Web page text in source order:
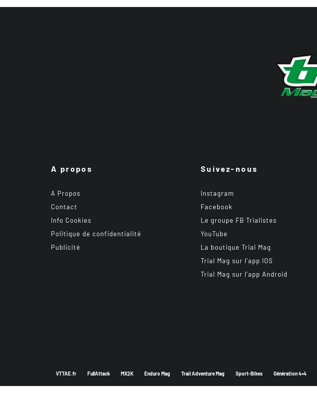
A propos
A Propos
Contact
Info Cookies
Politique de confidentialité
Publicité
Suivez-nous
Instagram
Facebook
Le groupe FB Trialistes
YouTube
La boutique Trial Mag
Trial Mag sur l’app IOS
Trial Mag sur l’app Android
VTTAE.fr FullAttack MX2K Enduro Mag Trail Adventure Mag Sport-Bikes Génération 4×4